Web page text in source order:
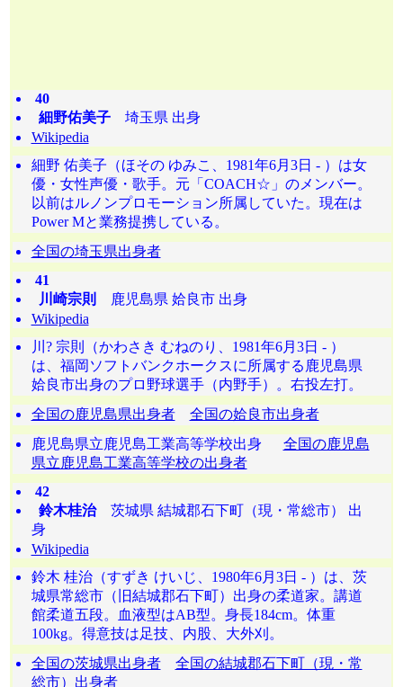
40
細野佑美子埼玉県 出身
Wikipedia
細野 佑美子（ほその ゆみこ、1981年6月3日 - ）は女
優・女性声優・歌手。元「COACH☆」のメンバー。
以前はルノンプロモーション所属していた。現在は
Power Mと業務提携している。
全国の埼玉県出身者
41
川崎宗則
鹿児島県 姶良市 出身
Wikipedia
川? 宗則（かわさき むねのり、1981年6月3日 - ）
は、福岡ソフトバンクホークスに所属する鹿児島県
姶良市出身のプロ野球選手（内野手）。右投左打。
全国の鹿児島県出身者
全国の姶良市出身者
鹿児島県立鹿児島工業高等学校出身 全国の鹿児島
県立鹿児島工業高等学校の出身者
42
鈴木桂治茨城県 結城郡石下町（現・常総市） 出
身
Wikipedia
鈴木 桂治（すずき けいじ、1980年6月3日 - ）は、茨
城県常総市（旧結城郡石下町）出身の柔道家。講道
館柔道五段。血液型はAB型。身長184cm。体重
100kg。得意技は足技、内股、大外刈。
全国の茨城県出身者
全国の結城郡石下町（現・常
総市）出身者